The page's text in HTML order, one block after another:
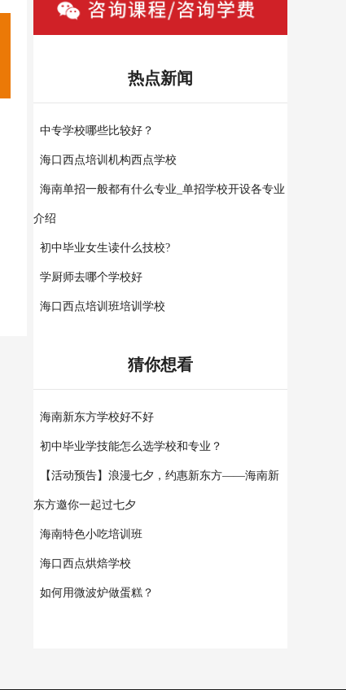
热点新闻
中专学校哪些比较好？
海口西点培训机构西点学校
海南单招一般都有什么专业_单招学校开设各专业
介绍
初中毕业女生读什么技校?
学厨师去哪个学校好
海口西点培训班培训学校
猜你想看
海南新东方学校好不好
初中毕业学技能怎么选学校和专业？
【活动预告】浪漫七夕，约惠新东方——海南新
东方邀你一起过七夕
海南特色小吃培训班
海口西点烘焙学校
如何用微波炉做蛋糕？